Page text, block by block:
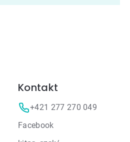
Kontakt
+421 277 270 049
Facebook